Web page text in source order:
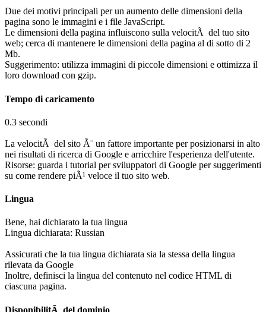
Due dei motivi principali per un aumento delle dimensioni della
pagina sono le immagini e i file JavaScript.
Le dimensioni della pagina influiscono sulla velocitÃ del tuo sito
web; cerca di mantenere le dimensioni della pagina al di sotto di 2
Mb.
Suggerimento: utilizza immagini di piccole dimensioni e ottimizza il
loro download con gzip.
Tempo di caricamento
0.3 secondi
La velocitÃ del sito Ã¨ un fattore importante per posizionarsi in alto
nei risultati di ricerca di Google e arricchire l'esperienza dell'utente.
Risorse: guarda i tutorial per sviluppatori di Google per suggerimenti
su come rendere piÃ¹ veloce il tuo sito web.
Lingua
Bene, hai dichiarato la tua lingua
Lingua dichiarata: Russian
Assicurati che la tua lingua dichiarata sia la stessa della lingua
rilevata da Google
Inoltre, definisci la lingua del contenuto nel codice HTML di
ciascuna pagina.
DisponibilitÃ del dominio